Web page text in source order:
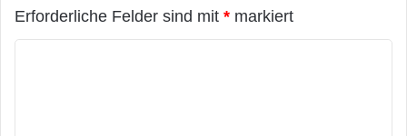
Erforderliche Felder sind mit * markiert